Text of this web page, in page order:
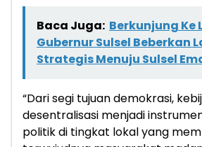
Baca Juga: Berkunjung Ke
Gubernur Sulsel Beberkan
Strategis Menuju Sulsel
“Dari segi tujuan demokrasi,
desentralisasi menjadi
politik di tingkat lokal yang